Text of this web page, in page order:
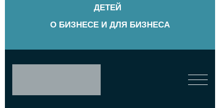
ДЕТЕЙ
О БИЗНЕСЕ И ДЛЯ БИЗНЕСА